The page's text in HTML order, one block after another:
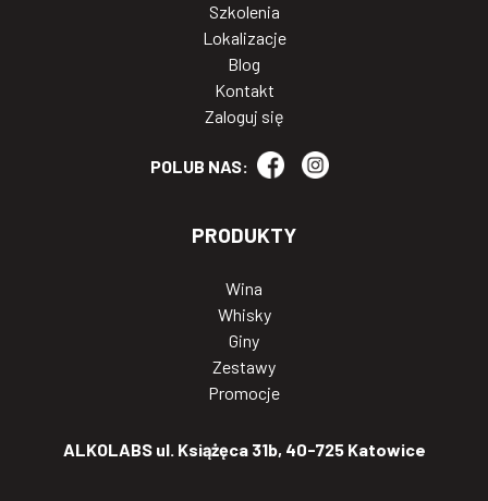
Szkolenia
Lokalizacje
Blog
Kontakt
Zaloguj się
POLUB NAS:
PRODUKTY
Wina
Whisky
Giny
Zestawy
Promocje
ALKOLABS ul. Książęca 31b, 40-725 Katowice